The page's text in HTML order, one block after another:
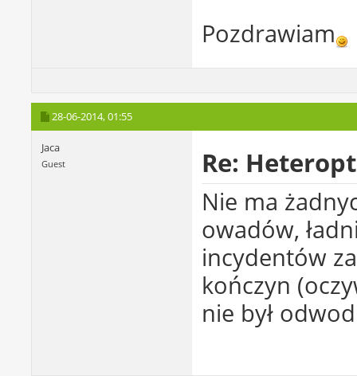
Pozdrawiam
28-06-2014,01:55
Jaca
Guest Re:
Nie ma
owadów,
incydentów
kończyn
nie był